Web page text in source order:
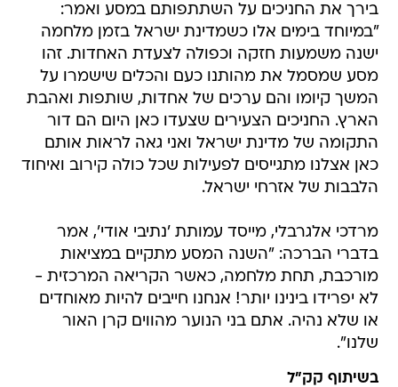
בירך את החניכים על השתתפותם במסע ואמר:
"במיוחד בימים אלו כשמדינת ישראל בזמן מלחמה
ישנה משמעות חזקה וכפולה לצעדת האחדות. זהו
מסע שמסמל את מהותנו כעם והכלים שישמרו על
המשך קיומו והם ערכים של אחדות, שותפות ואהבת
הארץ. החניכים הצעירים שצעדו כאן היום הם דור
התקומה של מדינת ישראל ואני גאה לראות אותם
כאן אצלנו מתגייסים לפעילות שכל כולה קירוב ואיחוד
הלבבות של אזרחי ישראל.
מרדכי אלגרבלי, מייסד עמותת 'נתיבי אודי', אמר
בדברי הברכה: "השנה המסע מתקיים במציאות
מורכבת, תחת מלחמה, כאשר הקריאה המרכזית -
לא יפרידו בינינו יותר! אנחנו חייבים להיות מאוחדים
או שלא נהיה. אתם בני הנוער מהווים קרן האור
שלנו".
בשיתוף קק"ל